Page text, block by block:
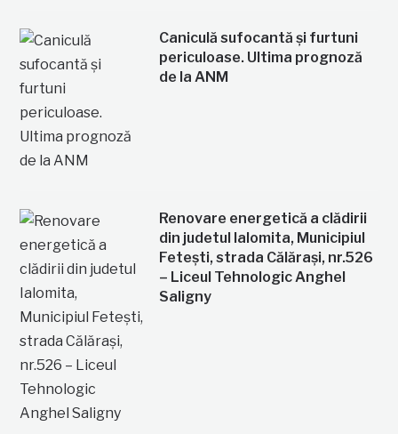
Caniculă sufocantă și furtuni
periculoase. Ultima prognoză
de la ANM
Renovare energetică a clădirii
din judetul Ialomita, Municipiul
Fetești, strada Călărași, nr.526
– Liceul Tehnologic Anghel
Saligny